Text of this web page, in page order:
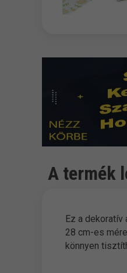
A termék
Ez a
28 cm-es
könnyen